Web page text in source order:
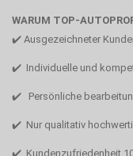
WARUM TOP-
✔️ Ausgezeichneter
✔️ Individuelle und
✔️ Persönliche
✔️ Nur qualitativ
✔️ Kundenzufriedenheit